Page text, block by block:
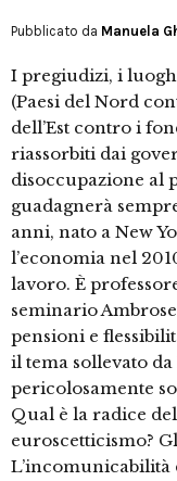
Pubblicato da Manuela
I pregiudizi, i
(Paesi del Nord
dell’Est contro i
riassorbiti dai
disoccupazione al
guadagnerà
anni, nato a New
l’economia nel
lavoro. È
seminario
pensioni e
il tema sollevato
pericolosamente
Qual è la radice
euroscetticismo?
L’incomunicabilità